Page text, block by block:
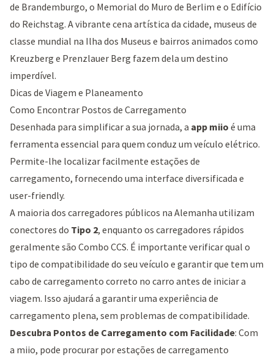
de Brandemburgo, o Memorial do Muro de Berlim e o Edifício
do Reichstag. A vibrante cena artística da cidade, museus de
classe mundial na Ilha dos Museus e bairros animados como
Kreuzberg e Prenzlauer Berg fazem dela um destino
imperdível.
Dicas de Viagem e Planeamento
Como Encontrar Postos de Carregamento
Desenhada para simplificar a sua jornada, a app miio é uma
ferramenta essencial para quem conduz um veículo elétrico.
Permite-lhe localizar facilmente estações de
carregamento, fornecendo uma interface diversificada e
user-friendly.
A maioria dos carregadores públicos na Alemanha utilizam
conectores do Tipo 2, enquanto os carregadores rápidos
geralmente são Combo CCS. É importante verificar qual o
tipo de compatibilidade do seu veículo e garantir que tem um
cabo de carregamento correto no carro antes de iniciar a
viagem. Isso ajudará a garantir uma experiência de
carregamento plena, sem problemas de compatibilidade.
Descubra Pontos de Carregamento com Facilidade: Com
a miio, pode procurar por estações de carregamento